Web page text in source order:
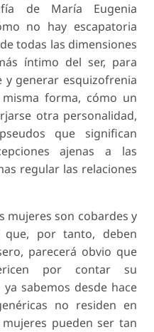
de María Eugenia
no hay escapatoria
todas las dimensiones
íntimo del ser, para
generar esquizofrenia
forma, cómo un
otra personalidad,
pseudos que significan
ajenas a las
regular las relaciones
mujeres son cobardes y
por tanto, deben
parecerá obvio que
por contar su
sabemos desde hace
no residen en
pueden ser tan